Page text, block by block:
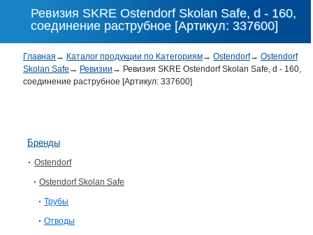
Ревизия SKRE Ostendorf Skolan Safe, d - 160,
соединение раструбное [Артикул: 337600]
Главная → Каталог продукции по Категориям→ Ostendorf→ Ostendorf
Skolan Safe → Ревизии → Ревизия SKRE Ostendorf Skolan Safe, d - 160,
соединение раструбное [Артикул: 337600]
Бренды
Ostendorf
Ostendorf Skolan Safe
Трубы
Отводы